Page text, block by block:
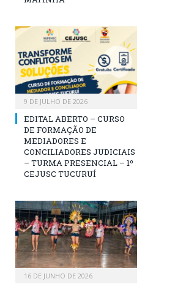
9 DE JULHO DE 2026
EDITAL ABERTO – CURSO
DE FORMAÇÃO DE
MEDIADORES E
CONCILIADORES JUDICIAIS
– TURMA PRESENCIAL – 1º
CEJUSC TUCURUÍ
16 DE JUNHO DE 2026